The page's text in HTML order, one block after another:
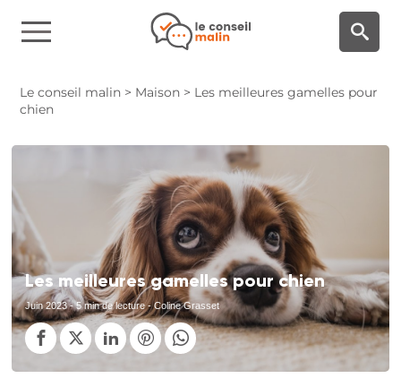
Le conseil malin > Maison > Les meilleures gamelles pour
chien
Les meilleures gamelles pour chien
Juin 2023- 5 min de lecture - Coline Grasset